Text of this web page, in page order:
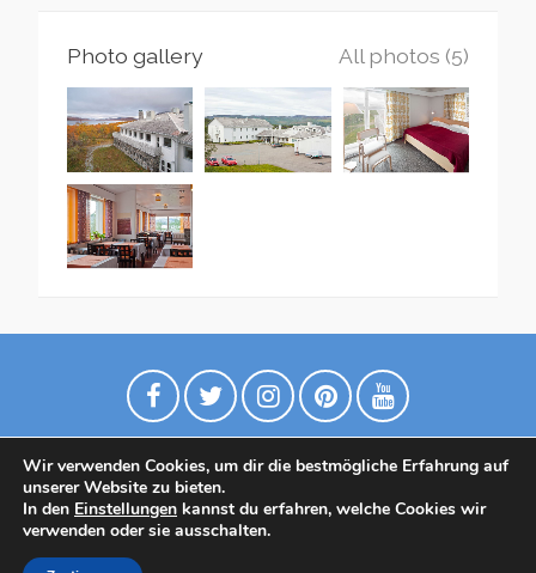
Photo gallery All photos (5)
Datenschutzrichtlinie
Wir verwenden Cookies, um dir die bestmögliche Erfahrung auf
unserer Website zu bieten.
In den Einstellungen kannst du erfahren, welche Cookies wir
verwenden oder sie ausschalten.